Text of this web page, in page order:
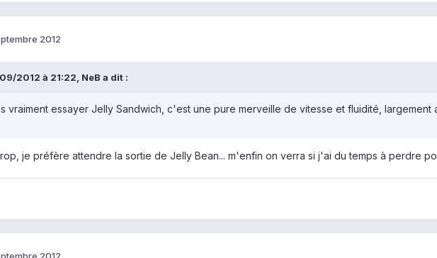
2012
2012 à 21:22, NeB a dit :
vraiment essayer Jelly Sandwich, c'est une pure merveille de vitesse et fluidité, largement
je préfère attendre la sortie de Jelly Bean... m'enfin on verra si j'ai du temps à perdre